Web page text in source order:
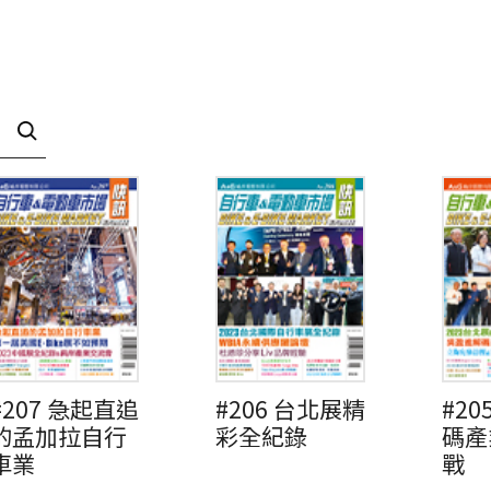
急起直追
孟加拉自行
業
#206 台北展精
彩全紀錄
碼
戰